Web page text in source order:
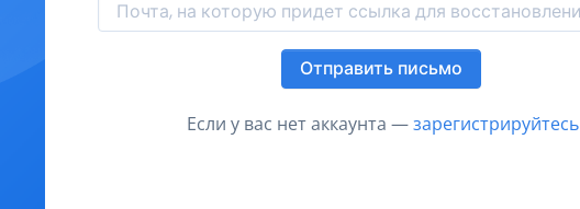
Отправить письмо
Если у вас нет аккаунта —зарегистрируйтесь